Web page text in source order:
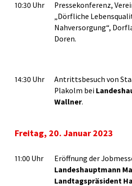
10:30 Uhr
Pressekonferenz,
„Dörfliche
Nahversorgung“,
Doren.
14:30 Uhr
Antrittsbesuch von
Plakolm bei
Wallner.
Freitag, 20. Januar 2023
11:00 Uhr
Eröffnung der
Landeshauptmann
Landtagspräsident